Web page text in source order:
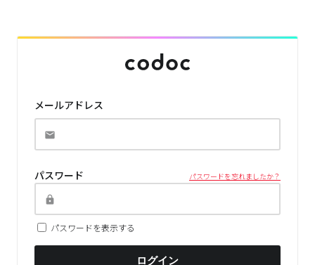
メールアドレス
パスワード パスワードを忘れましたか？
パスワードを表示する
ログイン